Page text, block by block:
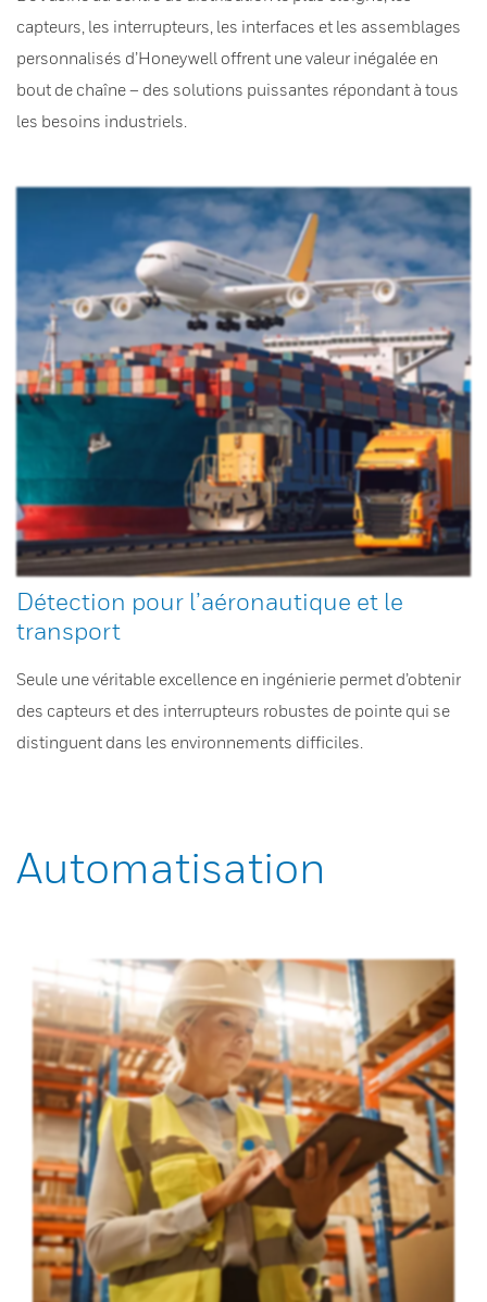
capteurs, les interrupteurs, les interfaces et les assemblages
personnalisés d’Honeywell offrent une valeur inégalée en
bout de chaîne – des solutions puissantes répondant à tous
les besoins industriels.
Détection pour l’aéronautique et le
transport
Seule une véritable excellence en ingénierie permet d’obtenir
des capteurs et des interrupteurs robustes de pointe qui se
distinguent dans les environnements difficiles.
Automatisation